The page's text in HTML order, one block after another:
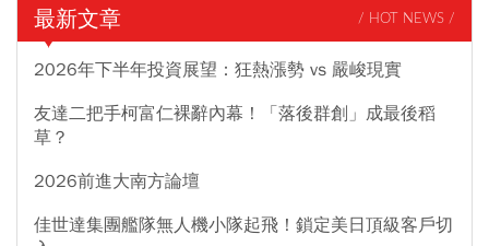
最新文章 / HOT NEWS /
2026年下半年投資展望：狂熱漲勢 vs 嚴峻現實
友達二把手柯富仁裸辭內幕！「落後群創」成最後稻
草？
2026前進大南方論壇
佳世達集團艦隊無人機小隊起飛！鎖定美日頂級客戶切